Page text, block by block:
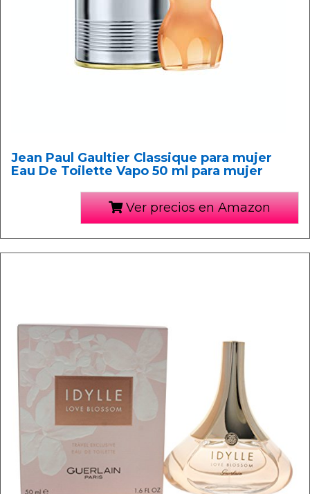
Jean Paul Gaultier Classique para mujer
Eau De Toilette Vapo 50 ml para mujer
Ver precios en Amazon